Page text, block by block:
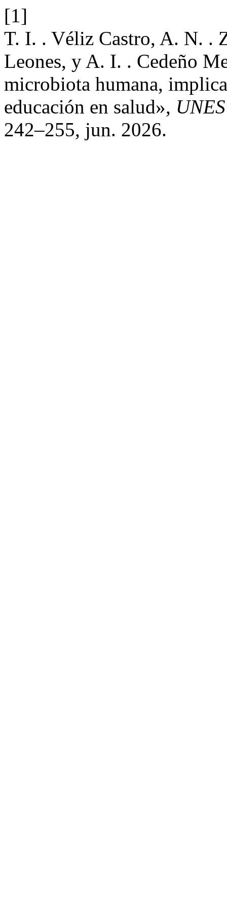
[1]
T. I. . Véliz Castro, A. N. .
Leones, y A. I. . Cedeño
microbiota humana,
educación en salud»,
242–255, jun. 2026.